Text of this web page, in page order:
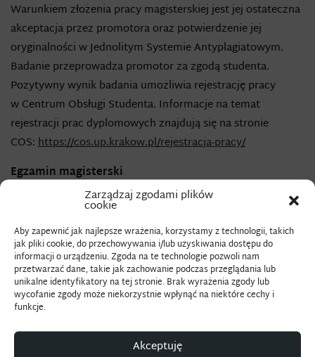
Zarządzaj zgodami plików
cookie
Aby zapewnić jak najlepsze wrażenia, korzystamy z technologii, takich
jak pliki cookie, do przechowywania i/lub uzyskiwania dostępu do
informacji o urządzeniu. Zgoda na te technologie pozwoli nam
przetwarzać dane, takie jak zachowanie podczas przeglądania lub
unikalne identyfikatory na tej stronie. Brak wyrażenia zgody lub
wycofanie zgody może niekorzystnie wpłynąć na niektóre cechy i
funkcje.
Akceptuję
Warunkiem złożenia pracy magisterskiej jest jej ostateczna
akceptacja przez promotora oraz potwierdzenie jej
oryginalności w Jednolitym Systemie Antyplagiatowym.
Badanie przeprowadza promotor za zgodą studenta.
Pozytywny wynik badania umożliwia rejestrację pracy
w Centrum Obsługi Studenta. Informacje na temat
rejestracji prac dyplomowych znajdują się na stronie
COS:https://cos.up.krakow.pl/rejestracja-pracy/
Egzamin magisterski
Egzamin magisterski jest formą obrony pisemnej pracy
problematyki podjętej w pracy magisterskiej. W dalszej
części egzamin polega na udzieleniu odpowiedzi na pytania
zadawane przez członków Komisji egzaminu
magisterskiego powołanej przez kierownika Katedry Nauk
o Sztuce.